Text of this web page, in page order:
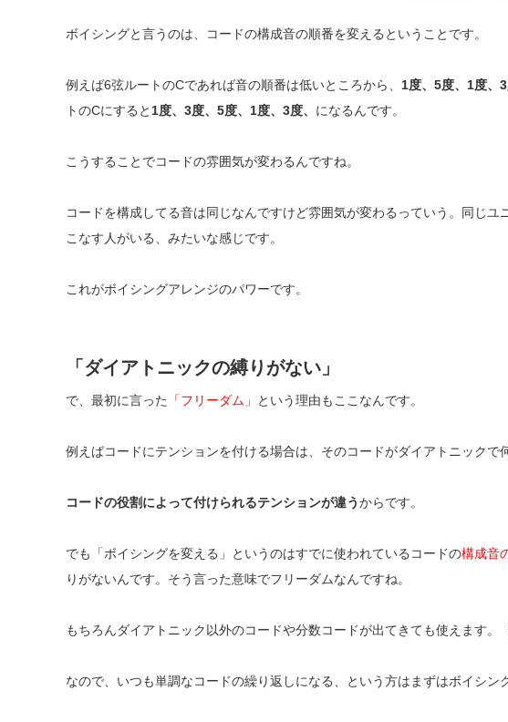
ボイシングと言うのは、コードの構成音の順番を変えるということです。
例えば6弦ルートのCであれば音の順番は低いところから、 1度、5度、1度、3
トのCにすると 1度、3度、5度、1度、3度、 になるんです。
こうすることでコードの雰囲気が変わるんですね。
コードを構成してる音は同じなんですけど雰囲気が変わるっていう。同じ
こなす人がいる、みたいな感じです。
これがボイシングアレンジのパワーです。
「 ダイアトニックの縛りがない」
で、最初に言った 「フリーダム」 という理由もここなんです。
例えばコードにテンションを付ける場合は、そのコードがダイアトニックで
コードの役割によって付けられるテンションが違うからです。
でも「ボイシングを変える」というのはすでに使われているコードの構成音
りがないんです。そう言った意味でフリーダムなんですね。
もちろんダイアトニック以外のコードや分数コードが出てきても使えます。
なので、いつも単調なコードの繰り返しになる、という方はまずはボイシン